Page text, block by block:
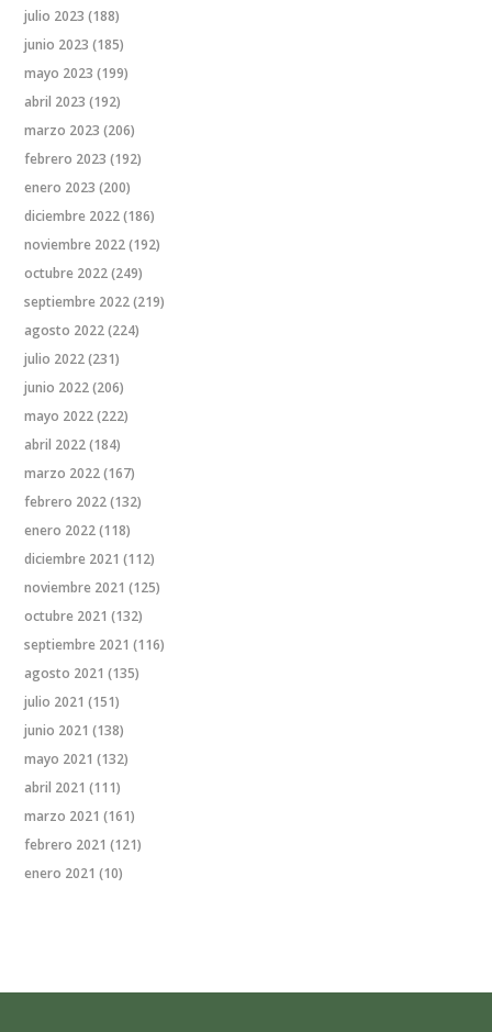
julio 2023 (188)
junio 2023 (185)
mayo 2023 (199)
abril 2023 (192)
marzo 2023 (206)
febrero 2023 (192)
enero 2023 (200)
diciembre 2022(186)
noviembre 2022(192)
octubre 2022(249)
septiembre 2022(219)
agosto 2022(224)
julio 2022(231)
junio 2022(206)
mayo 2022(222)
abril 2022(184)
marzo 2022(167)
febrero 2022(132)
enero 2022(118)
diciembre 2021 (112)
noviembre 2021 (125)
octubre 2021 (132)
septiembre 2021 (116)
agosto 2021 (135)
julio 2021 (151)
junio 2021 (138)
mayo 2021 (132)
abril 2021 (111)
marzo 2021 (161)
febrero 2021 (121)
enero 2021 (10)